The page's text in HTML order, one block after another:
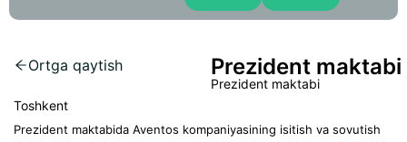
Ortga qaytish Prezident maktabi
Prezident maktabi
Toshkent
Prezident maktabida Aventos kompaniyasining isitish va sovutish